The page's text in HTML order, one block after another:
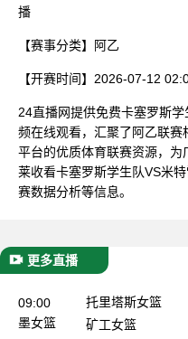
播
【赛事分类】 阿乙
【开赛时间】 2026-07-12
24直播网提供免费卡塞罗斯
频在线观看，汇聚了阿乙联
平台的优质体育联赛资源，
莱收看卡塞罗斯学生队VS米
赛数据分析等信息。
更多直播
09:00
墨女篮
托里塔斯女篮
矿工女篮